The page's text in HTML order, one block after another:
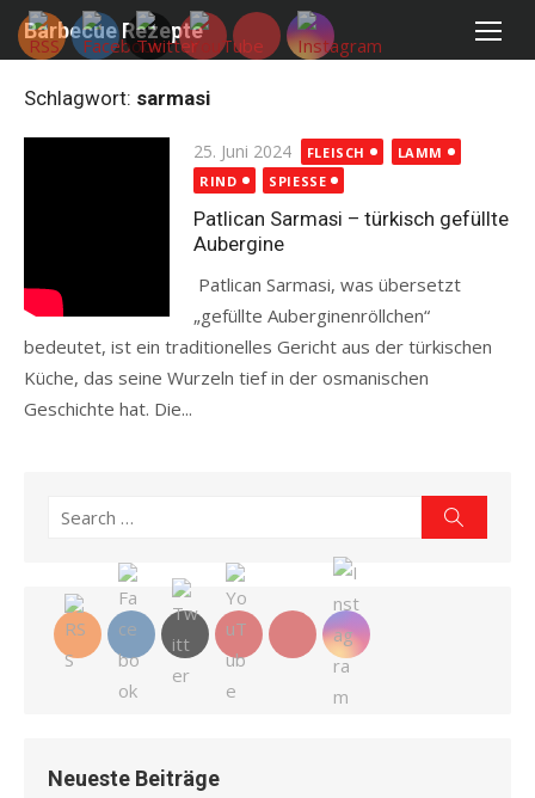
Skip
Barbecue Rezepte
Schlagwort: sarmasi
Posted
on
25. Juni 2024 FLEISCH
LAMM
RIND
SPIESSE
Patlican Sarmasi – türkisch gefüllte
Aubergine
Patlican Sarmasi, was übersetzt
„gefüllte Auberginenröllchen“
bedeutet, ist ein traditionelles Gericht aus der türkischen
Küche, das seine Wurzeln tief in der osmanischen
Geschichte hat. Die...
Search
Neueste Beiträge